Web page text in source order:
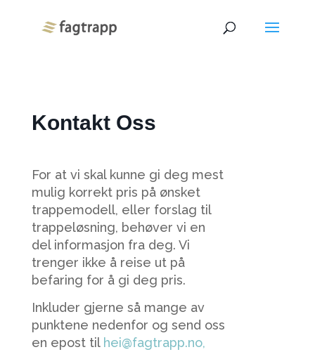
Kontakt Oss
For at vi skal kunne gi deg mest
mulig korrekt pris på ønsket
trappemodell, eller forslag til
trappeløsning, behøver vi en
del informasjon fra deg. Vi
trenger ikke å reise ut på
befaring for å gi deg pris.
Inkluder gjerne så mange av
punktene nedenfor og send oss
en epost til hei@fagtrapp.no,